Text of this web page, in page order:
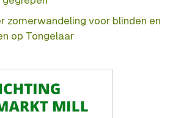
zomerwandeling voor blinden en
op Tongelaar